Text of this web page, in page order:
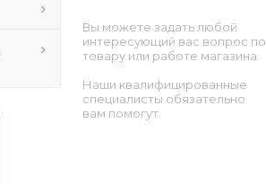
Вы можете задать любой
интересующий вас вопрос по
товару или работе магазина.
Наши квалифицированные
специалисты обязательно
вам помогут.